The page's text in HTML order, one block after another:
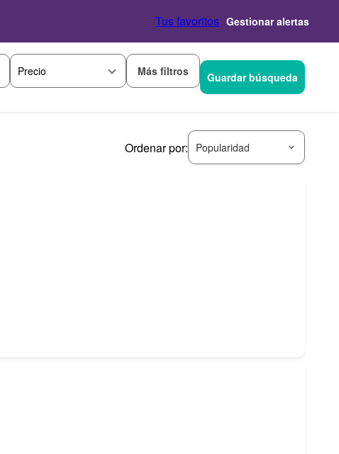
Tus favoritos Gestionar alertas
Precio Más filtros Guardar búsqueda
Ordenar por: Popularidad